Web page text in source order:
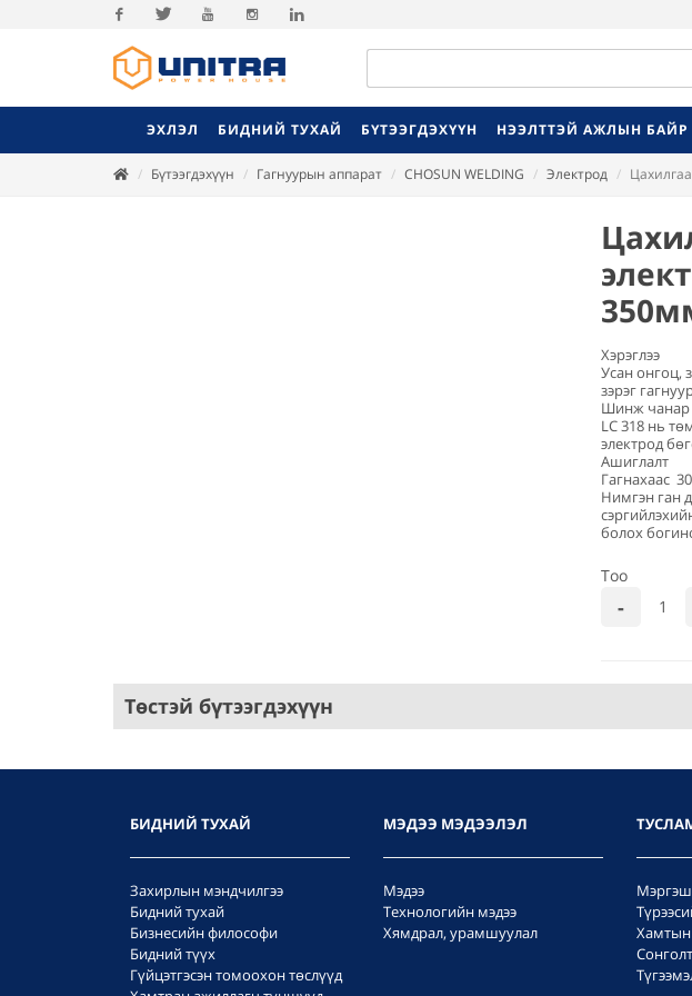
Facebook
ЭХЛЭЛ БИДНИЙ ТУХАЙ БҮТЭЭГДЭХҮҮН НЭЭЛТТЭЙ АЖЛЫН БАЙР
Бүтээгдэхүүн Гагнуурын аппарат CHOSUN WELDING Электрод
Хэрэглээ
Усан онгоц,
зэрэг
Шинж чанар
LC 318 нь
электрод
Ашиглалт
Гагнахаас
Нимгэн ган
болох
Тоо
Төстэй бүтээгдэхүүн
БИДНИЙ ТУХАЙ
Захирлын мэндчилгээ
Бидний тухай
Бизнесийн философи
Бидний түүх
Гүйцэтгэсэн томоохон төслүүд
МЭДЭЭ МЭДЭЭЛЭЛ
Мэдээ
Технологийн мэдээ
Хямдрал, урамшуулал
Хамтын